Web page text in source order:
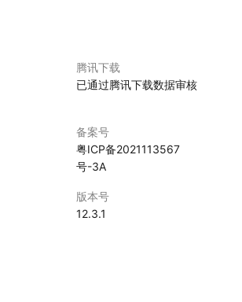
腾讯下载
已通过腾讯下载数据审核
备案号
粤ICP备2021113567
号-3A
版本号
12.3.1